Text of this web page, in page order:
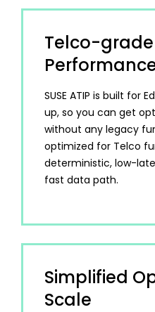
Telco-grade
SUSE ATIP is built for
up, so you can get
without any legacy
optimized for Telco
deterministic, low-
fast data path.
Simplified
Scale